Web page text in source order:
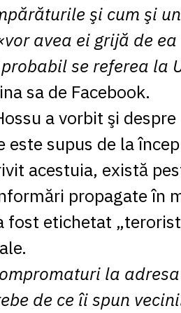
şi cum şi
avea ei grijă de
se referea la
sa de Facebook.
a vorbit şi
este supus de la
acestuia, există
propagate în
fost etichetat
la
de ce îi spun